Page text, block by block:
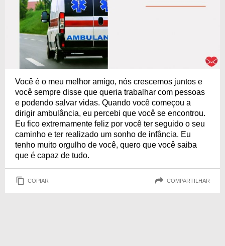
Você é o meu melhor amigo, nós crescemos juntos e
você sempre disse que queria trabalhar com pessoas
e podendo salvar vidas. Quando você começou a
dirigir ambulância, eu percebi que você se encontrou.
Eu fico extremamente feliz por você ter seguido o seu
caminho e ter realizado um sonho de infância. Eu
tenho muito orgulho de você, quero que você saiba
que é capaz de tudo.
COPIAR COMPARTILHAR